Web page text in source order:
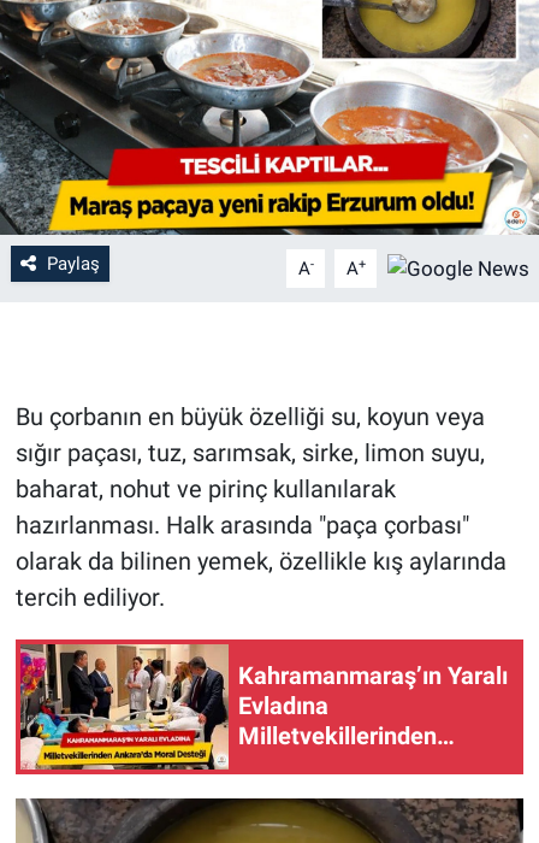
Paylaş A- A+
Bu çorbanın en büyük özelliği su, koyun veya
sığır paçası, tuz, sarımsak, sirke, limon suyu,
baharat, nohut ve pirinç kullanılarak
hazırlanması. Halk arasında "paça çorbası"
olarak da bilinen yemek, özellikle kış aylarında
tercih ediliyor.
Kahramanmaraş’ın Yaralı
Evladına
Milletvekillerinden